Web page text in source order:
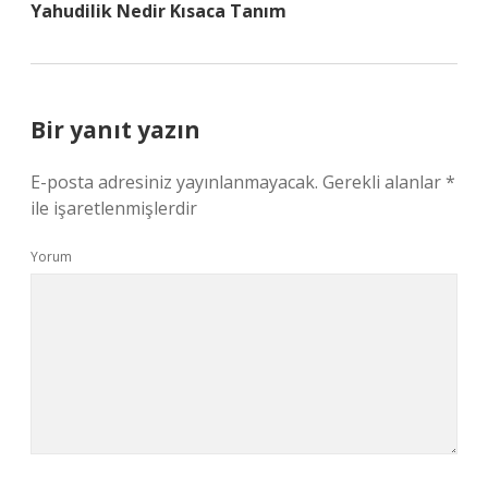
Yahudilik Nedir Kısaca Tanım
Bir yanıt yazın
E-posta adresiniz yayınlanmayacak. Gerekli alanlar*
ile işaretlenmişlerdir
Yorum